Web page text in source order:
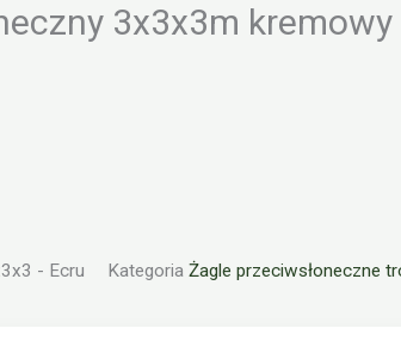
3x3x3m kremowy
- Ecru Kategoria Żagle przeciwsłoneczne